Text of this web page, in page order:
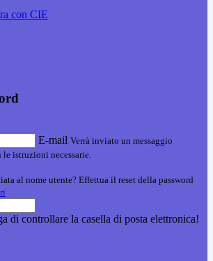
con CIE
E-mail Verrà inviato un messaggio
istruzioni necessarie.
al nome utente? Effettua il reset della password
di controllare la casella di posta elettronica!